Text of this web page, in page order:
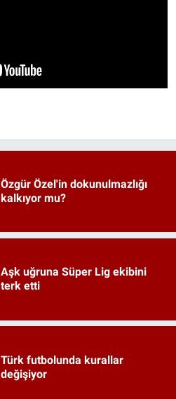
Özgür Özel'in dokunulmazlığı
kalkıyor mu?
Aşk uğruna Süper Lig ekibini
terk etti
Türk futbolunda kurallar
değişiyor